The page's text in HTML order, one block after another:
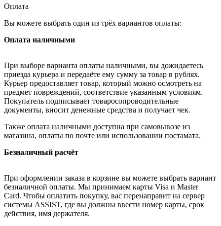
Оплата
Вы можете выбрать один из трёх вариантов оплаты:
Оплата наличными
При выборе варианта оплаты наличными, вы дожидаетесь
приезда курьера и передаёте ему сумму за товар в рублях.
Курьер предоставляет товар, который можно осмотреть на
предмет повреждений, соответствие указанным условиям.
Покупатель подписывает товаросопроводительные
документы, вносит денежные средства и получает чек.
Также оплата наличными доступна при самовывозе из
магазина, оплаты по почте или использовании постамата.
Безналичный расчёт
При оформлении заказа в корзине вы можете выбрать вариант
безналичной оплаты. Мы принимаем карты Visa и Master
Card. Чтобы оплатить покупку, вас перенаправит на сервер
системы ASSIST, где вы должны ввести номер карты, срок
действия, имя держателя.